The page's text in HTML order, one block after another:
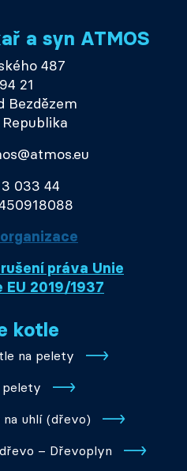
a syn ATMOS
487
21
Bezdězem
033 44
práva Unie
2019/1937
kotle
na pelety
pelety
uhlí (dřevo)
– Dřevoplyn